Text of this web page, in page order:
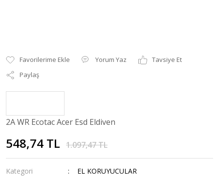
Yorum Yaz
Tavsiye Et
Paylaş
2A WR Ecotac Acer Esd Eldiven
548,74 TL 1.097,47 TL
Kategori
EL KORUYUCULAR